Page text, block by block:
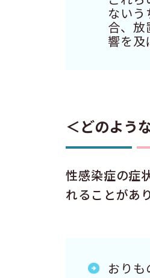
ない
合、放
響を及
＜どのよう
性感染症の症
れることがあ
おりも